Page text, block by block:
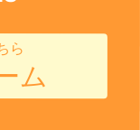
ら
ム